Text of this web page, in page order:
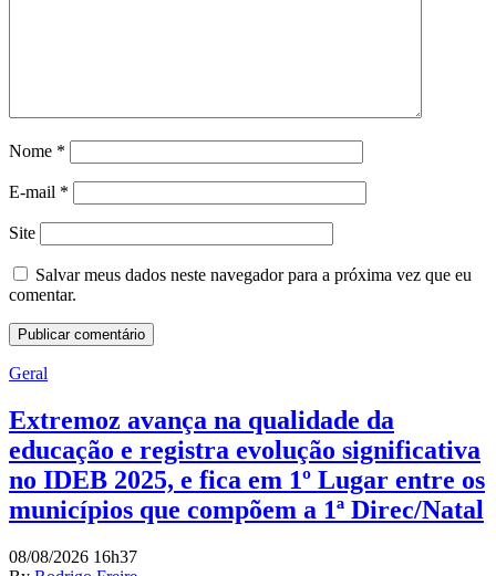
Nome *
E-mail *
Site
Salvar meus dados neste navegador para a próxima vez que eu
comentar.
Geral
Extremoz avança na qualidade da
educação e registra evolução significativa
no IDEB 2025, e fica em 1º Lugar entre os
municípios que compõem a 1ª Direc/Natal
08/08/2026 16h37